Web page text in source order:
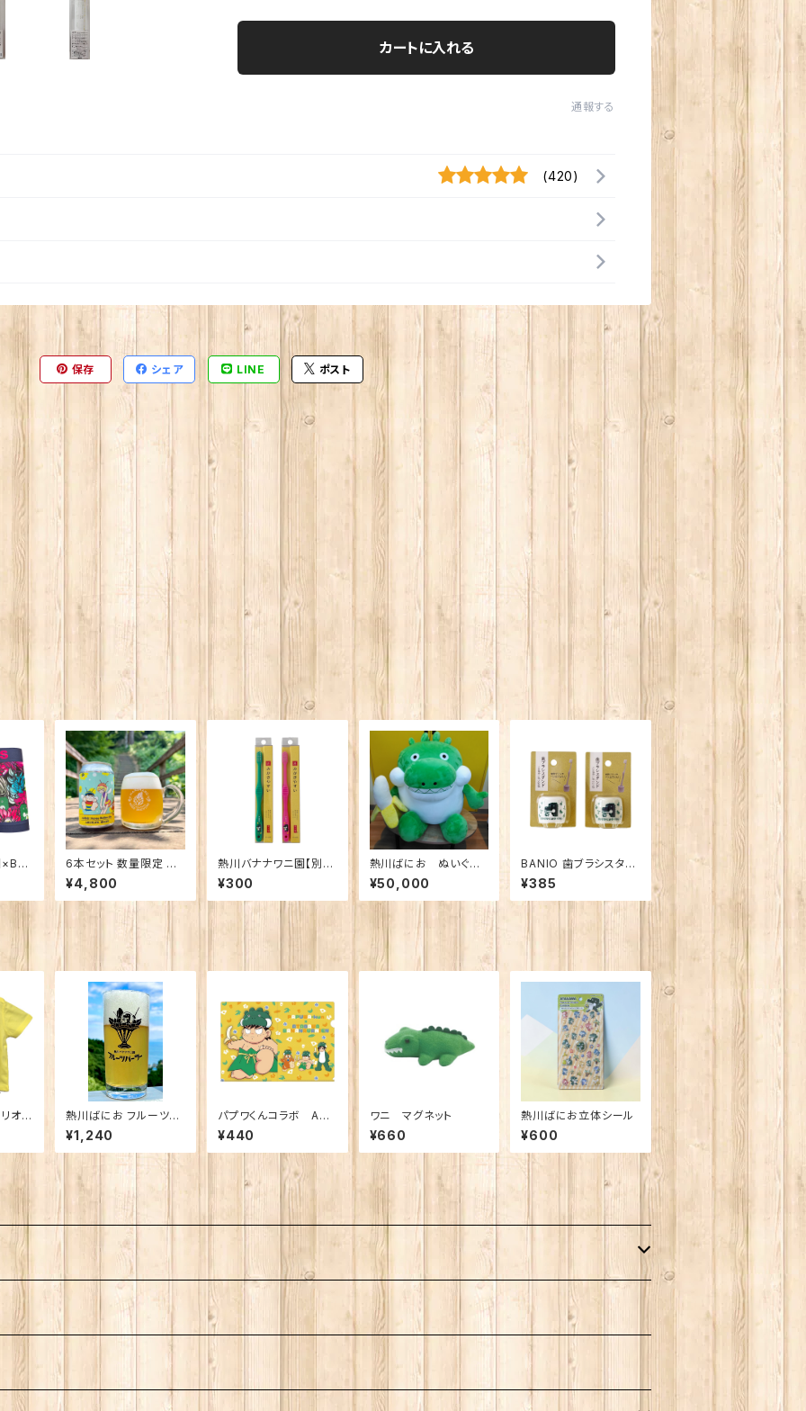
カートに入れる
通報する
(420)
保存 シェア LINE ポスト
6本セット 数量限定 ん
ばなな！Honey Golde
n Ale
¥4,800
熱川バナナワニ園【別
注】ライフレンジ 磨きや
すい歯ブラシ 極（ばにお
柄）子供用
¥300
熱川ばにお ぬいぐる
み BIG ※送料込み・
メーカー直送のため、他
の商品とは一緒にご注
文いただけません。
¥50,000
BANIO 歯ブラシスタン
ド
¥385
オキ
熱川ばにお フルーツパ
ーラー グラス
¥1,240
パプワくんコラボ A4
クリアファイル
¥440
ワニ マグネット
¥660
熱川ばにお立体シール
¥600